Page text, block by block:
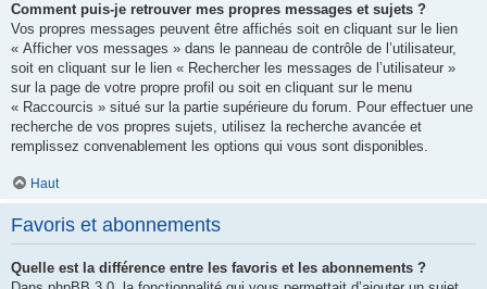
Comment puis-je retrouver mes propres messages et sujets ?
Vos propres messages peuvent être affichés soit en cliquant sur le lien
« Afficher vos messages » dans le panneau de contrôle de l’utilisateur,
soit en cliquant sur le lien « Rechercher les messages de l’utilisateur »
sur la page de votre propre profil ou soit en cliquant sur le menu
« Raccourcis » situé sur la partie supérieure du forum. Pour effectuer une
recherche de vos propres sujets, utilisez la recherche avancée et
remplissez convenablement les options qui vous sont disponibles.
Haut
Favoris et abonnements
Quelle est la différence entre les favoris et les abonnements ?